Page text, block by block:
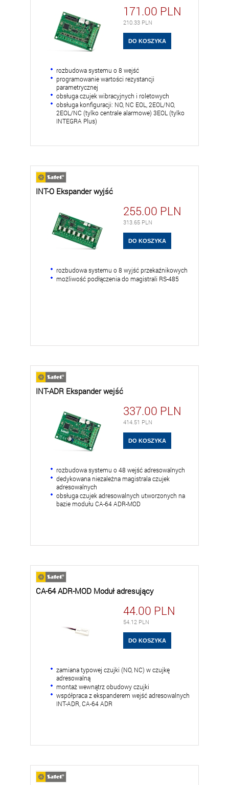
171.00 PLN
210.33 PLN
rozbudowa systemu o 8 wejść
programowanie wartości rezystancji
parametrycznej
obsługa czujek wibracyjnych i roletowych
obsługa konfiguracji: NO, NC EOL, 2EOL/NO,
2EOL/NC (tylko centrale alarmowe) 3EOL (tylko
INTEGRA Plus)
INT-O Ekspander wyjść
255.00 PLN
313.65 PLN
rozbudowa systemu o 8 wyjść przekaźnikowych
możliwość podłączenia do magistrali RS-485
INT-ADR Ekspander wejść
337.00 PLN
414.51 PLN
rozbudowa systemu o 48 wejść adresowalnych
dedykowana niezależna magistrala czujek
adresowalnych
obsługa czujek adresowalnych utworzonych na
bazie modułu CA-64 ADR-MOD
CA-64 ADR-MOD Moduł adresujący
44.00 PLN
54.12 PLN
zamiana typowej czujki (NO, NC) w czujkę
adresowalną
montaż wewnątrz obudowy czujki
współpraca z ekspanderem wejść adresowalnych
INT-ADR, CA-64 ADR